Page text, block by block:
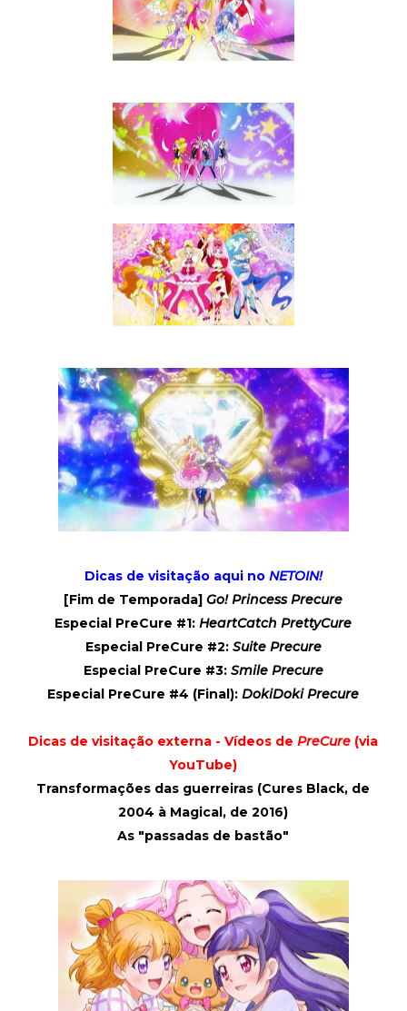
Dicas de visitação aqui no NETOIN!
[Fim de Temporada]Go! Princess Precure
Especial PreCure #1:HeartCatch PrettyCure
Especial PreCure #2: Suite Precure
Especial PreCure #3: Smile Precure
Especial PreCure #4 (Final):DokiDoki Precure
Dicas de visitação externa - Vídeos dePreCure (via
YouTube)
Transformações das guerreiras (Cures Black, de
2004 à Magical, de 2016)
As "passadas de bastão"